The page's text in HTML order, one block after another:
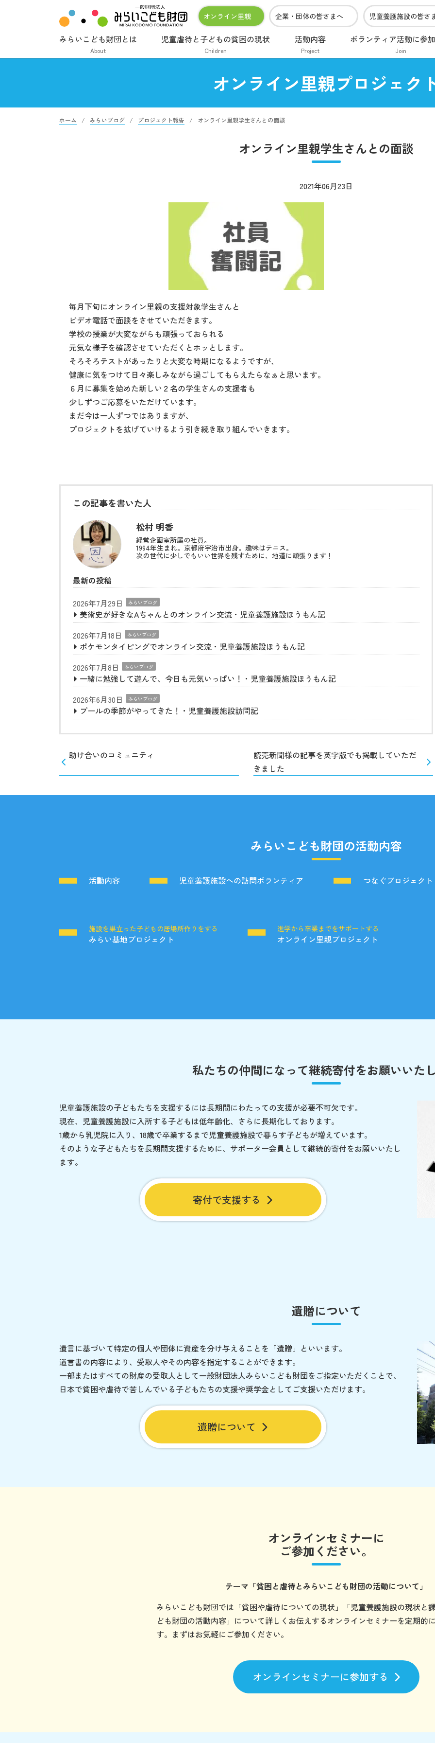
オンライン里親 企業・団体の皆さまへ 児童養護施設の皆さ
みらいこども財団とは
About
児童虐待と子どもの貧困の現状
Children
活動内容
Project
ボランティア活動に参
Join
オンライン里親プロジェク
ホーム みらいブログ プロジェクト報告 オンライン里親学生さんとの面談
オンライン里親学生さんとの面談
2021年06月23日
毎月下旬にオンライン里親の支援対象学生さんと
ビデオ電話で面談をさせていただきます。
学校の授業が大変ながらも頑張っておられる
元気な様子を確認させていただくとホッとします。
そろそろテストがあったりと大変な時期になるようですが、
健康に気をつけて日々楽しみながら過ごしてもらえたらなぁと思います。
６月に募集を始めた新しい２名の学生さんの支援者も
少しずつご応募をいただけています。
まだ今は一人ずつではありますが、
プロジェクトを拡げていけるよう引き続き取り組んでいきます。
この記事を書いた人
松村 明香
経営企画室所属の社員。
1994年生まれ。京都府宇治市出身。趣味はテニス。
次の世代に少しでもいい世界を残すために、地道に頑張ります！
最新の投稿
2026年7月29日
みらいブログ
美術史が好きなAちゃんとのオンライン交流・児童養護施設ほうもん記
2026年7月18日
みらいブログ
ポケモンタイピングでオンライン交流・児童養護施設ほうもん記
2026年7月8日
みらいブログ
一緒に勉強して遊んで、今日も元気いっぱい！・児童養護施設ほうもん記
2026年6月30日
みらいブログ
プールの季節がやってきた！・児童養護施設訪問記
助け合いのコミュニティ
読売新聞様の記事を英字版でも掲載していただ
きました
みらいこども財団の活動内容
活動内容 児童養護施設への訪問ボランティア つなぐプロジェクト
施設を巣立った子どもの居場所作りをする
みらい基地プロジェクト
進学から卒業までをサポートする
オンライン里親プロジェクト
私たちの仲間になって継続寄付をお願いいた
児童養護施設の子どもたちを支援するには長期間にわたっての支援が必要不可欠です。
現在、児童養護施設に入所する子どもは低年齢化、さらに長期化しております。
1歳から乳児院に入り、18歳で卒業するまで児童養護施設で暮らす子どもが増えています。
そのような子どもたちを長期間支援するために、サポーター会員として継続的寄付をお願いいたし
ます。
寄付で支援する
遺贈について
遺言に基づいて特定の個人や団体に資産を分け与えることを「遺贈」といいます。
遺言書の内容により、受取人やその内容を指定することができます。
一部またはすべての財産の受取人として一般財団法人みらいこども財団をご指定いただくことで、
日本で貧困や虐待で苦しんでいる子どもたちの支援や奨学金としてご支援いただけます。
遺贈について
オンラインセミナーに
ご参加ください。
テーマ 「貧困と虐待とみらいこども財団の活動について」
みらいこども財団では「貧困や虐待についての現状」「児童養護施設の現状と
ども財団の活動内容」について詳しくお伝えするオンラインセミナーを定期的
す。まずはお気軽にご参加ください。
オンラインセミナーに参加する